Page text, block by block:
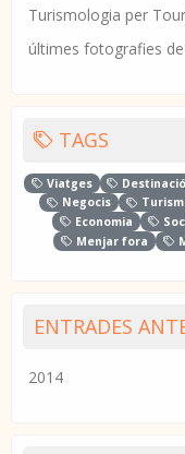
Turismologia per
últimes fotografies
TAGS
Viatges Destinació
Negocis
Economia
Menjar fora
ENTRADES
2014